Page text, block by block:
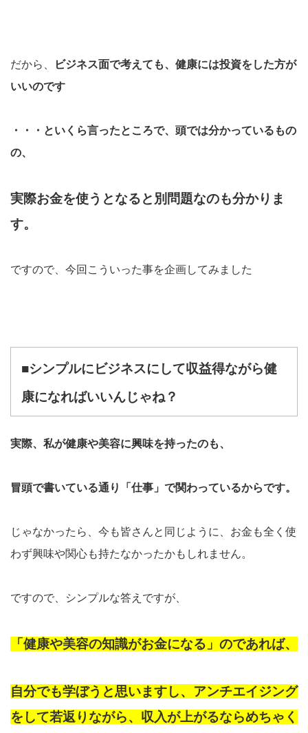
だから、
ビジネス面で考えても、健康には投資をした方が
いいのです
・・・といくら言ったところで、頭では分かっているもの
の、
実際お金を使うとなると別問題なのも分かりま
す。
ですので、今回こういった事を企画してみました
■シンプルにビジネスにして収益得ながら健
康になればいいんじゃね？
実際、私が健康や美容に興味を持ったのも、
冒頭で書いている通り「仕事」で関わっているからです。
じゃなかったら、今も皆さんと同じように、お金も全く使
わず興味や関心も持たなかったかもしれません。
ですので、シンプルな答えですが、
「健康や美容の知識がお金になる」のであれば、
自分でも学ぼうと思いますし、 アンチエイジング
をして若返りながら、収入が上がるならめちゃく